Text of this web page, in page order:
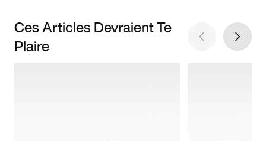
Ces Articles Devraient Te
Plaire